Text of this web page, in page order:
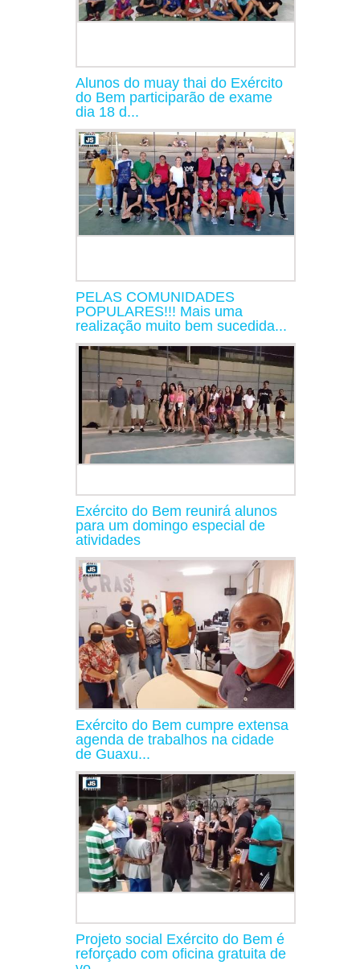
Alunos do muay thai do Exército
do Bem participarão de exame
dia 18 d...
PELAS COMUNIDADES
POPULARES!!! Mais uma
realização muito bem sucedida...
Exército do Bem reunirá alunos
para um domingo especial de
atividades
Exército do Bem cumpre extensa
agenda de trabalhos na cidade
de Guaxu...
Projeto social Exército do Bem é
reforçado com oficina gratuita de